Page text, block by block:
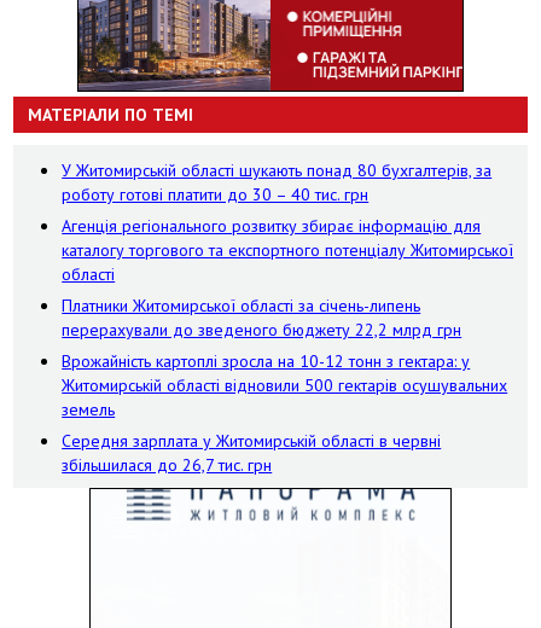
МАТЕРІАЛИ ПО ТЕМІ
У Житомирській області шукають понад 80 бухгалтерів, за
роботу готові платити до 30 – 40 тис. грн
Агенція регіонального розвитку збирає інформацію для
каталогу торгового та експортного потенціалу Житомирської
області
Платники Житомирської області за січень-липень
перерахували до зведеного бюджету 22,2 млрд грн
Врожайність картоплі зросла на 10-12 тонн з гектара: у
Житомирській області відновили 500 гектарів осушувальних
земель
Середня зарплата у Житомирській області в червні
збільшилася до 26,7 тис. грн